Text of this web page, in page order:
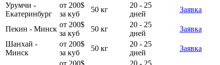
Урумчи -
Екатеринбург
от 200$
за куб
50 кг
20 - 25
дней
Заявка
Пекин - Минск
от 200$
за куб
50 кг
20 - 25
дней
Заявка
Шанхай -
Минск
от 200$
за куб
50 кг
20 - 25
дней
Заявка
от 200$
20 - 25